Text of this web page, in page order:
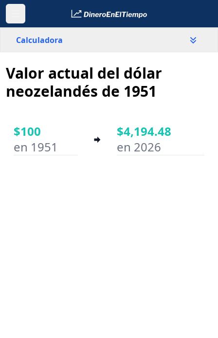
Calculadora
Nueva Zelanda
País
Año inicial
Valor actual del dólar
neozelandés de 1951
$100
en 1951
$4,194.48
en 2026